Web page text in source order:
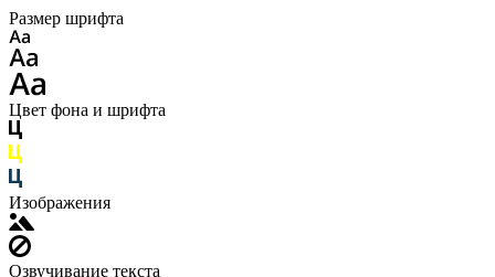
Размер шрифта
Цвет фона и шрифта
Изображения
Озвучивание текста